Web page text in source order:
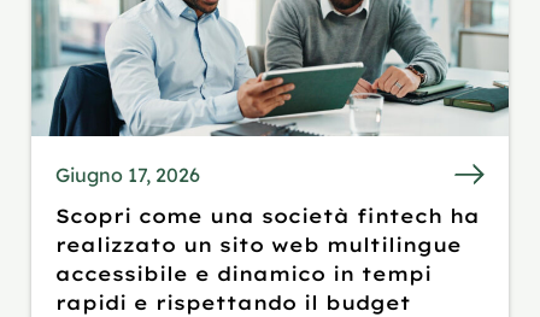
Giugno 17, 2026
Scopri come una società fintech ha
realizzato un sito web multilingue
accessibile e dinamico in tempi
rapidi e rispettando il budget